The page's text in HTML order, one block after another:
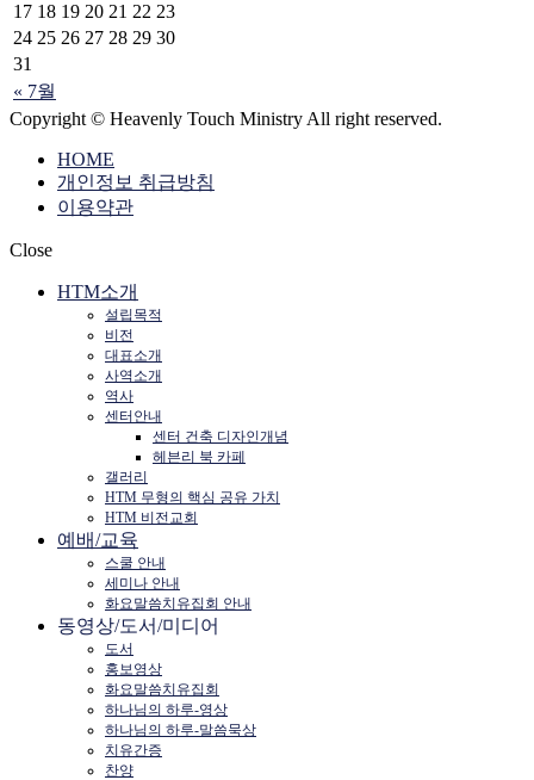
« 7월
17 18 19 20 21 22 23
24 25 26 27 28 29 30
31
Copyright © Heavenly Touch Ministry All right reserved.
HOME
개인정보 취급방침
이용약관
Close
HTM소개
설립목적
비전
대표소개
사역소개
역사
센터안내
센터 건축 디자인개념
헤븐리 북 카페
갤러리
HTM 무형의 핵심 공유 가치
HTM 비전교회
예배/교육
스쿨 안내
세미나 안내
화요말씀치유집회 안내
동영상/도서/미디어
도서
홍보영상
화요말씀치유집회
하나님의 하루-영상
하나님의 하루-말씀묵상
치유간증
찬양